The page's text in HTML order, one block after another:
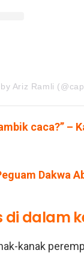
Ariz Ramli
caca?” –
Dakwa
di dalam
kanak